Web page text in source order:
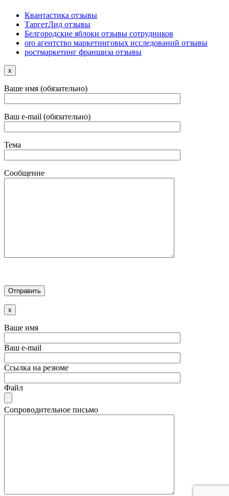
Квантастика отзывы
ТаргетЛид отзывы
Белгородские яблоки отзывы сотрудников
oro агентство маркетинговых исследований отзывы
ростмаркетинг франшиза отзывы
x
Ваше имя (обязательно)
Ваш e-mail (обязательно)
Тема
Сообщение
x
Ваше имя
Ваш e-mail
Ссылка на резюме
Файл
Сопроводительное письмо